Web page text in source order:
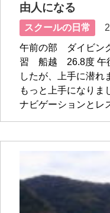
由人になる
スクールの日常
午前の部 ダイビン
習 船越 26.8度 午
したが、上手に潜れ
もっと上手になりま
ナビゲーションとレ